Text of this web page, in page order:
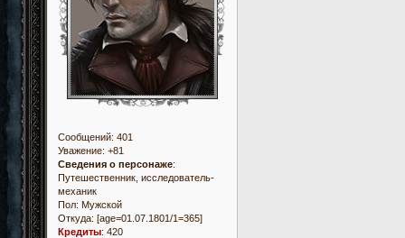
Сообщений: 401
Уважение: +81
Сведения о персонаже:
Путешественник, исследователь-
механик
Пол: Мужской
Откуда: [age=01.07.1801/1=365]
Кредиты: 420